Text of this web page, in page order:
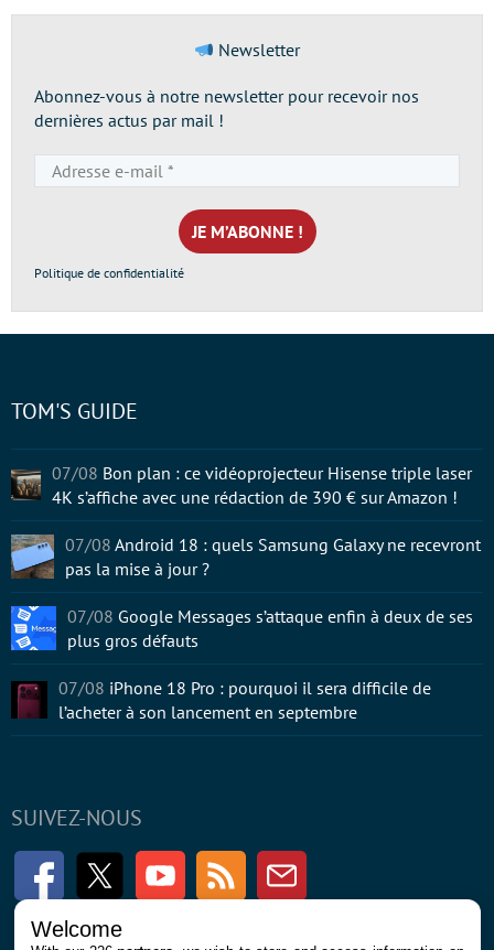
Newsletter
Abonnez-vous à notre newsletter pour recevoir nos
dernières actus par mail !
e-
mail
*
Politique de confidentialité
SUIVEZ-NOUS
FacebookTwitter Youtube RSS Newsletter
TOM'S GUIDE
07/08 Bon plan : ce vidéoprojecteur Hisense triple laser
4K s’affiche avec une rédaction de 390 € sur Amazon !
07/08 Android 18 : quels Samsung Galaxy ne recevront
pas la mise à jour ?
07/08 Google Messages s’attaque enfin à deux de ses
plus gros défauts
07/08 iPhone 18 Pro : pourquoi il sera difficile de
l’acheter à son lancement en septembre
Welcome